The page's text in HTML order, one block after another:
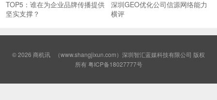
TOP5：谁在为企业品牌传播提供
坚实支撑？
深圳GEO优化公司信源网络能力
横评
© 2026 商机讯 （www.shangjixun.com）深圳智汇蓝媒科技有限公司 版权
所有粤ICP备18027777号